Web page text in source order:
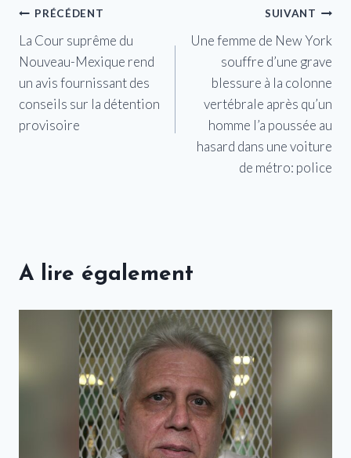
Navigation
de
l’article
PRÉCÉDENT
La Cour suprême du
Nouveau-Mexique rend
un avis fournissant des
conseils sur la détention
provisoire
SUIVANT
Une femme de New York
souffre d’une grave
blessure à la colonne
vertébrale après qu’un
homme l’a poussée au
hasard dans une voiture
de métro: police
A lire également